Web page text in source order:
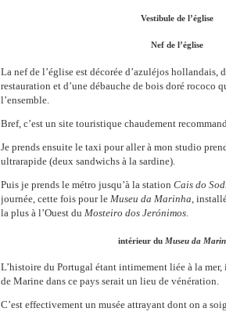
Vestibule de l’église
Nef de l’église
La nef de l’église est décorée d’azuléjos hollandais,
restauration et d’une débauche de bois doré rococo
l’ensemble.
Bref, c’est un site touristique chaudement
Je prends ensuite le taxi pour aller à mon studio
ultrarapide (deux sandwichs à la sardine).
Puis je prends le métro jusqu’à la station Cais do
journée, cette fois pour le Museu da Marinha,
la plus à l’Ouest du Mosteiro dos Jerónimos.
intérieur du Museu da
L’histoire du Portugal étant intimement liée à la
de Marine dans ce pays serait un lieu de vénération.
C’est effectivement un musée attrayant dont on a